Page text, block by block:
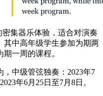
集器乐体验，适合对演奏
其中高年级学生参加为期两
一周的课程。
中级管弦独奏：2023年7
年6月25日至7月8日。